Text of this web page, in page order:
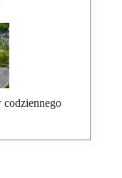
codziennego